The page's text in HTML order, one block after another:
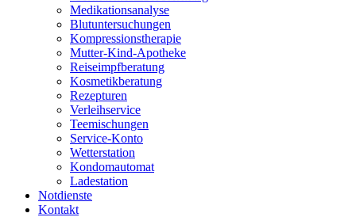
Medikationsanalyse
Blutuntersuchungen
Kompressionstherapie
Mutter-Kind-Apotheke
Reiseimpfberatung
Kosmetikberatung
Rezepturen
Verleihservice
Teemischungen
Service-Konto
Wetterstation
Kondomautomat
Ladestation
Notdienste
Kontakt